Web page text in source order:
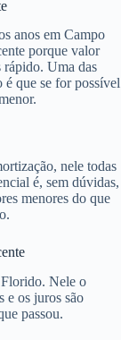
anos em Campo
porque valor
Uma das
é que se for possível
nele todas
é, sem dúvidas,
menores do que
Florido. Nele o
e os juros são
passou.